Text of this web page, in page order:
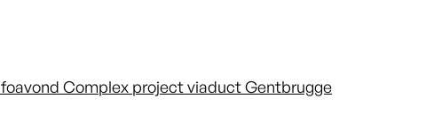
Complex project viaduct Gentbrugge